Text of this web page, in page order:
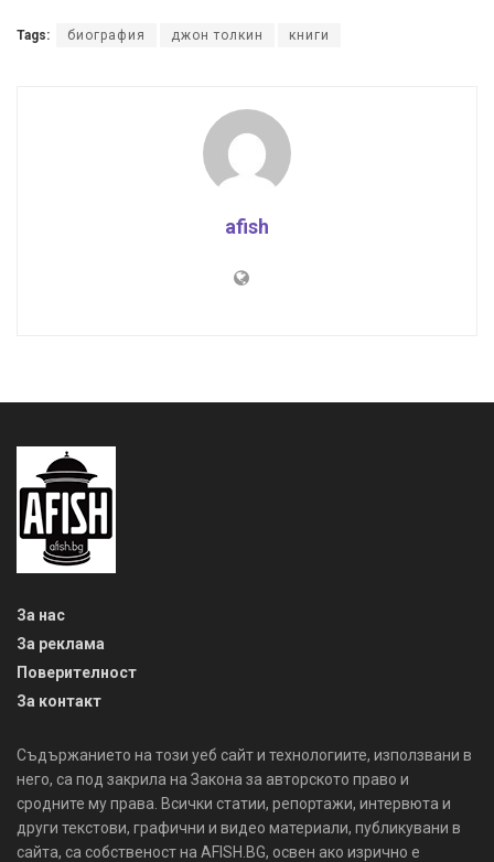
Tags: биография джон толкин книги
afish
За нас
За реклама
Поверителност
За контакт
Съдържанието на този уеб сайт и технологиите, използвани в
него, са под закрила на Закона за авторското право и
сродните му права. Всички статии, репортажи, интервюта и
други текстови, графични и видео материали, публикувани в
сайта, са собственост на AFISH.BG, освен ако изрично е